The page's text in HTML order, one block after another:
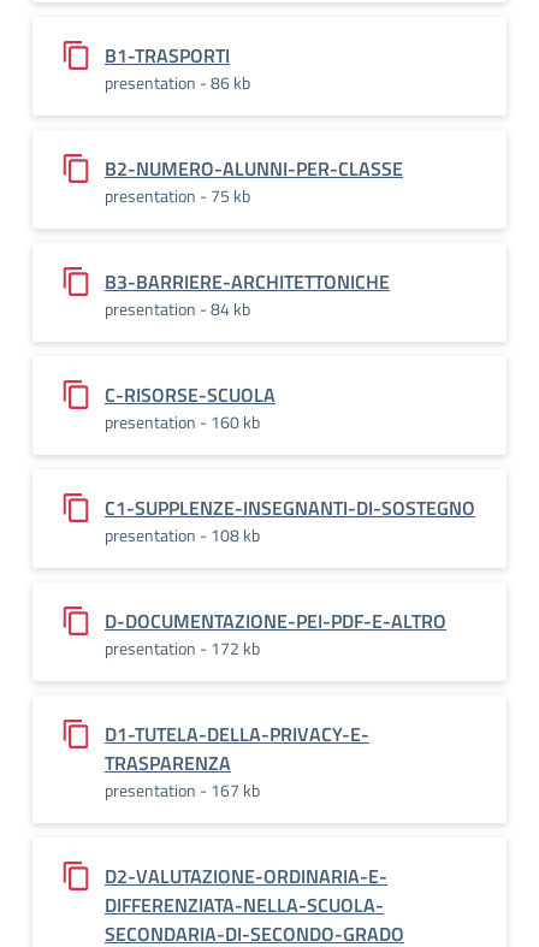
B1-TRASPORTI
presentation - 86 kb
B2-NUMERO-ALUNNI-PER-CLASSE
presentation - 75 kb
B3-BARRIERE-ARCHITETTONICHE
presentation - 84 kb
C-RISORSE-SCUOLA
presentation - 160 kb
C1-SUPPLENZE-INSEGNANTI-DI-SOSTEGNO
presentation - 108 kb
D-DOCUMENTAZIONE-PEI-PDF-E-ALTRO
presentation - 172 kb
D1-TUTELA-DELLA-PRIVACY-E-
TRASPARENZA
presentation - 167 kb
D2-VALUTAZIONE-ORDINARIA-E-
DIFFERENZIATA-NELLA-SCUOLA-
SECONDARIA-DI-SECONDO-GRADO